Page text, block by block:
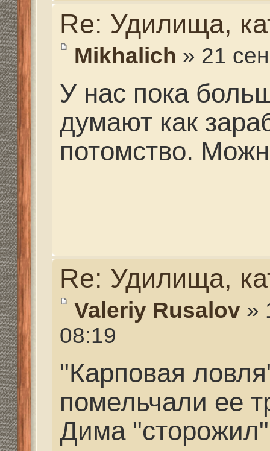
Для того, чтобы
зарегистрируйтесь.
Вернуться в Карповая ловля
Структура сайта Все о 555hf.tv Правила
555 online плеер
Смотрите на
Реквизиты